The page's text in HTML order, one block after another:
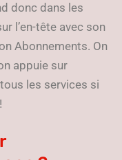
donc dans les
l’en-tête avec son
Abonnements. On
appuie sur
les services si